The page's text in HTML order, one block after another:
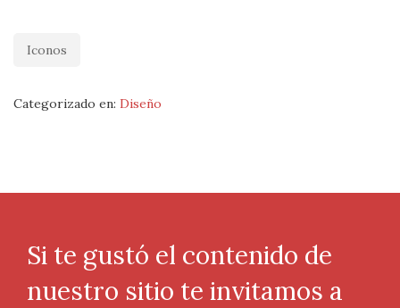
Iconos
Categorizado en: Diseño
Si te gustó el contenido de
nuestro sitio te invitamos a